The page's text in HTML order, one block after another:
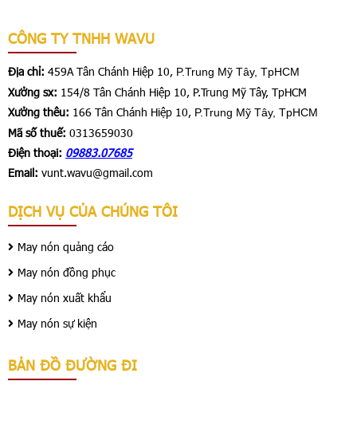
CÔNG TY TNHH WAVU
Địa chỉ: 459A Tân Chánh Hiệp 10, P.Trung Mỹ Tây, TpHCM
Xưởng sx: 154/8 Tân Chánh Hiệp 10, P.Trung Mỹ Tây, TpHCM
Xưởng thêu: 166 Tân Chánh Hiệp 10, P.Trung Mỹ Tây, TpHCM
Mã số thuế: 0313659030
Điện thoại: 09883.07685
Email: vunt.wavu@gmail.com
DỊCH VỤ CỦA CHÚNG TÔI
May nón quảng cáo
May nón đồng phục
May nón xuất khẩu
May nón sự kiện
BẢN ĐỒ ĐƯỜNG ĐI